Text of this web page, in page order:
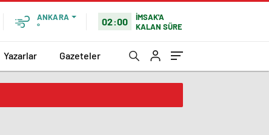
ANKARA
°
02:00
İMSAK'A
KALAN SÜRE
Yazarlar Gazeteler